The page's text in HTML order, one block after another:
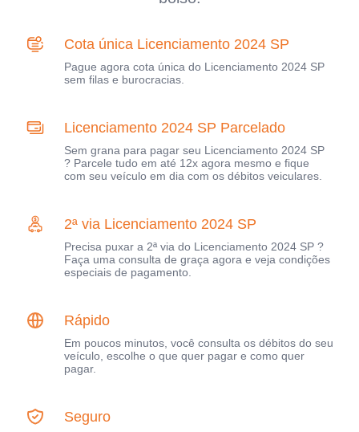
Cota única Licenciamento 2024 SP
Pague agora cota única do Licenciamento 2024 SP
sem filas e burocracias.
Licenciamento 2024 SP Parcelado
Sem grana para pagar seu Licenciamento 2024 SP
? Parcele tudo em até 12x agora mesmo e fique
com seu veículo em dia com os débitos veiculares.
2ª via Licenciamento 2024 SP
Precisa puxar a 2ª via do Licenciamento 2024 SP ?
Faça uma consulta de graça agora e veja condições
especiais de pagamento.
Rápido
Em poucos minutos, você consulta os débitos do seu
veículo, escolhe o que quer pagar e como quer
pagar.
Seguro